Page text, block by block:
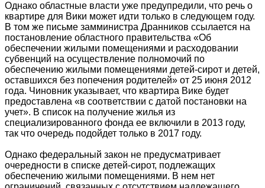
Однако областные власти уже предупредили, что речь о
квартире для Вики может идти только в следующем году.
В том же письме замминистра Дранников ссылается на
постановление областного правительства «Об
обеспечении жилыми помещениями и расходовании
субвенций на осуществление полномочий по
обеспечению жилыми помещениями детей-сирот и детей,
оставшихся без попечения родителей» от 25 июня 2012
года. Чиновник указывает, что квартира Вике будет
предоставлена «в соответствии с датой постановки на
учет». В список на получение жилья из
специализированного фонда ее включили в 2013 году,
так что очередь подойдет только в 2017 году.
Однако федеральный закон не предусматривает
очередности в списке детей-сирот, подлежащих
обеспечению жилыми помещениями. В нем нет